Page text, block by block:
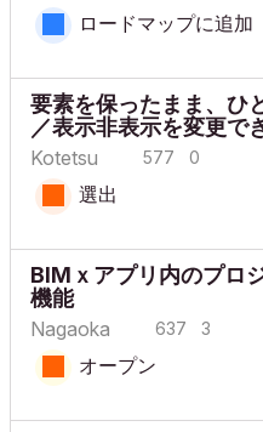
ロードマップに追加
要素を保ったまま、ひ
／表示非表示を変更で
Kotetsu 577 0
選出
BIMｘアプリ内のプロ
機能
Nagaoka 637 3
オープン